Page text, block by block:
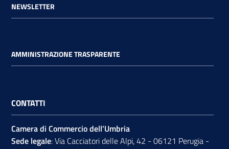
NEWSLETTER
AMMINISTRAZIONE TRASPARENTE
CONTATTI
Camera di Commercio dell’Umbria
Sede legale: Via Cacciatori delle Alpi, 42 - 06121 Perugia -